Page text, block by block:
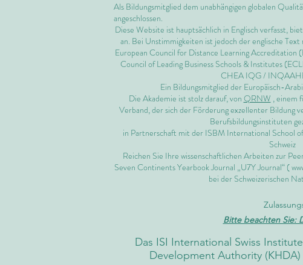
Als Bildungsmitglied dem unabhängigen globalen
angeschlossen.
Diese Website ist hauptsächlich in Englisch verfasst,
an. Bei Unstimmigkeiten ist jedoch der englische
European Council for Distance Learning Accreditation
Council of Leading Business Schools & Institutes
CHEA IQG /
Ein Bildungsmitglied der Europäisch-
Die Akademie ist stolz darauf, von QRNW , einem
Verband, der sich der Förderung exzellenter Bildung
Berufsbildungsinstituten
in Partnerschaft mit der ISBM International School
Schweiz
Reichen Sie Ihre wissenschaftlichen Arbeiten zur
Seven Continents Yearbook Journal „U7Y Journal“ (
bei der Schweizerischen
Bitte beachten Sie:
Das ISI International Swiss
Development Authority